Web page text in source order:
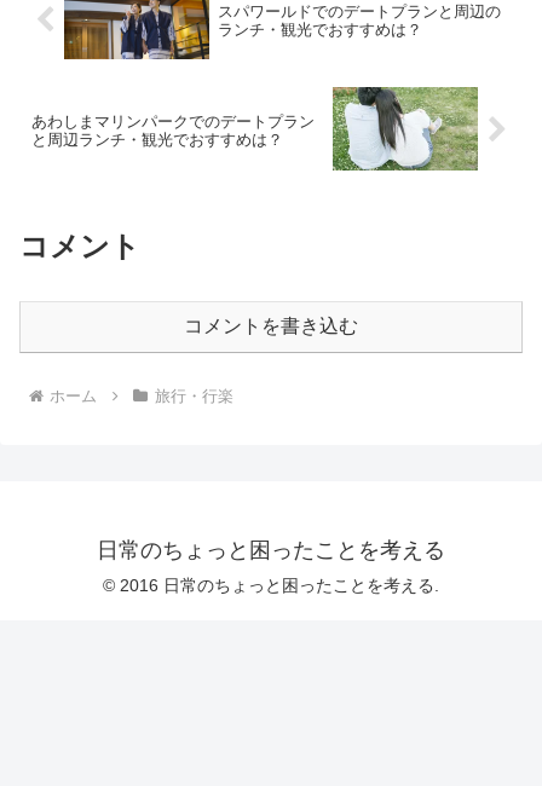
スパワールドでのデートプランと周辺の
ランチ・観光でおすすめは？
あわしまマリンパークでのデートプラン
と周辺ランチ・観光でおすすめは？
コメント
コメントを書き込む
ホーム 旅行・行楽
日常のちょっと困ったことを考える
© 2016 日常のちょっと困ったことを考える.